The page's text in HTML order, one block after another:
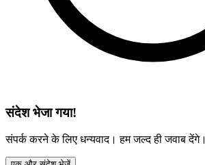
संदेश भेजा गया!
संपर्क करने के लिए धन्यवाद। हम जल्द ही जवाब देंगे।